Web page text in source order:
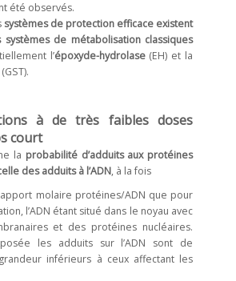
été observés.
systèmes de protection efficace existent
de métabolisation classiques
l’époxyde-hydrolase(EH) et la
à de très faibles doses
court
la probabilité d’adduits aux protéines
des adduits à l’ADN, à la fois
molaire protéines/ADN que pour
l’ADN étant situé dans le noyau avec
et des protéines nucléaires.
les adduits sur l’ADN sont de
inférieurs à ceux affectant les